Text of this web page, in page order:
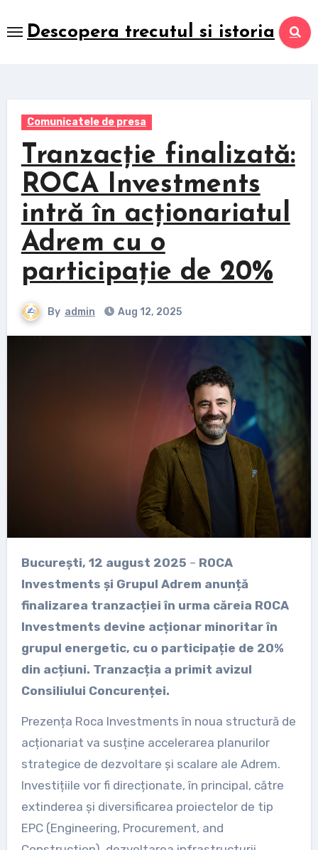
to
Descopera trecutul si istoria
Comunicatele de presa
Tranzacție finalizată:
ROCA Investments
intră în acționariatul
Adrem cu o
participație de 20%
By admin Aug 12, 2025
București, 12 august 2025 – ROCA
Investments și Grupul Adrem anunță
finalizarea tranzacției în urma căreia ROCA
Investments devine acționar minoritar în
grupul energetic, cu o participație de 20%
din acțiuni. Tranzacția a primit avizul
Consiliului Concurenței.
Prezența Roca Investments în noua structură de
acționariat va susține accelerarea planurilor
strategice de dezvoltare și scalare ale Adrem.
Investițiile vor fi direcționate, în principal, către
extinderea și diversificarea proiectelor de tip
EPC (Engineering, Procurement, and